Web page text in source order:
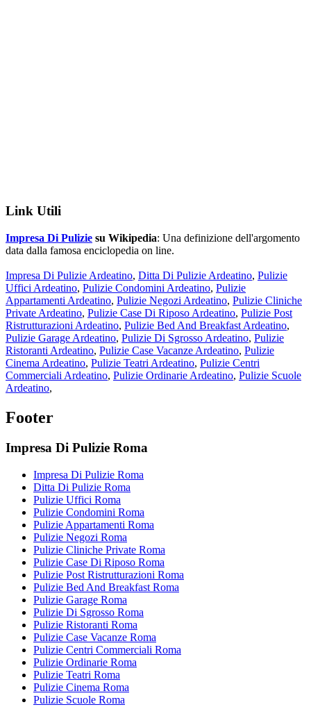
Link Utili
Impresa Di Pulizie su Wikipedia: Una definizione dell'argomento
data dalla famosa enciclopedia on line.
Impresa Di Pulizie Ardeatino, Ditta Di Pulizie Ardeatino, Pulizie
Uffici Ardeatino, Pulizie Condomini Ardeatino, Pulizie
Appartamenti Ardeatino, Pulizie Negozi Ardeatino, Pulizie Cliniche
Private Ardeatino, Pulizie Case Di Riposo Ardeatino, Pulizie Post
Ristrutturazioni Ardeatino, Pulizie Bed And Breakfast Ardeatino,
Pulizie Garage Ardeatino, Pulizie Di Sgrosso Ardeatino, Pulizie
Ristoranti Ardeatino, Pulizie Case Vacanze Ardeatino, Pulizie
Cinema Ardeatino, Pulizie Teatri Ardeatino, Pulizie Centri
Commerciali Ardeatino, Pulizie Ordinarie Ardeatino, Pulizie Scuole
Ardeatino,
Footer
Impresa Di Pulizie Roma
Impresa Di Pulizie Roma
Ditta Di Pulizie Roma
Pulizie Uffici Roma
Pulizie Condomini Roma
Pulizie Appartamenti Roma
Pulizie Negozi Roma
Pulizie Cliniche Private Roma
Pulizie Case Di Riposo Roma
Pulizie Post Ristrutturazioni Roma
Pulizie Bed And Breakfast Roma
Pulizie Garage Roma
Pulizie Di Sgrosso Roma
Pulizie Ristoranti Roma
Pulizie Case Vacanze Roma
Pulizie Centri Commerciali Roma
Pulizie Ordinarie Roma
Pulizie Teatri Roma
Pulizie Cinema Roma
Pulizie Scuole Roma